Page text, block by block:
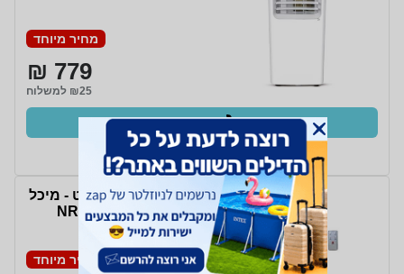
מחיר מיוחד
779 ₪
₪25 למשלוח
קנו עכשיו
ב- Zap
מצנן אוויר עם שלט - מיכל
מים 4 ליטר NRI-6565
UNIVERSE
מחיר מיוחד